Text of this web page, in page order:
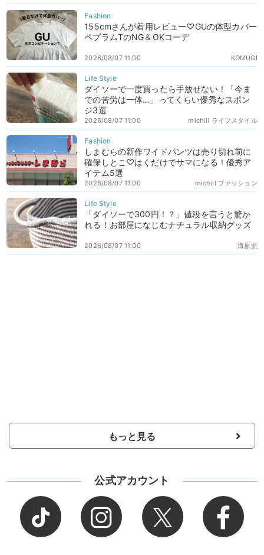
155cmさんが着用レビュー♡GUの体型カバー
ペプラムTのNG＆OKコーデ
KOMUGI
2026/08/07 11:00
ダイソーで一度買ったら手放せない！「今ま
での苦労は一体…」ってくらい優秀なスポン
ジ3選
michill ライフスタイル
2026/08/07 11:00
しまむらの新作ワイドパンツは売り切れ前に
確保しとこ♡はくだけでサマになる！優秀ア
イテム5選
michill ファッション
2026/08/07 11:00
「ダイソーで300円！？」値段を言うと驚か
れる！お部屋になじむナチュラル収納グッズ
海原藍
2026/08/07 11:00
もっと見る
公式アカウント